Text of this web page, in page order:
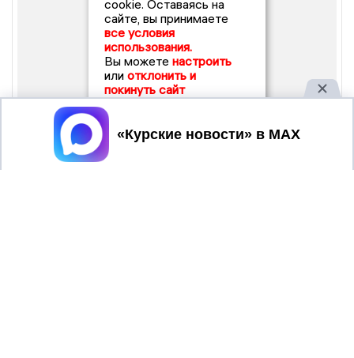
cookie. Оставаясь на
сайте, вы принимаете
все условия
использования.
Вы можете настроить
или отклонить и
покинуть сайт
Принять